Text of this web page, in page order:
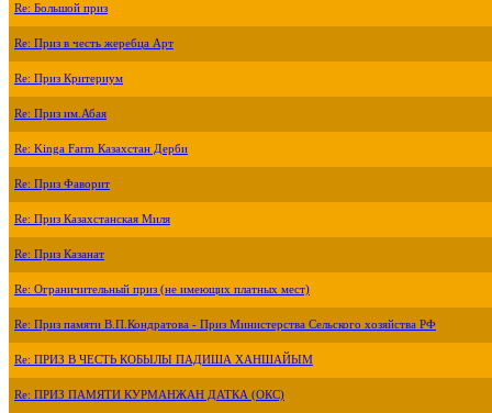
Re: Большой приз
Re: Приз в честь жеребца Арт
Re: Приз Критериум
Re: Приз им.Абая
Re: Kinga Farm Казахстан Дерби
Re: Приз Фаворит
Re: Приз Казахстанская Миля
Re: Приз Казанат
Re: Ограничительный приз (не имеющих платных мест)
Re: Приз памяти В.П.Кондратова - Приз Министерства Сельского хозяйства РФ
Re: ПРИЗ В ЧЕСТЬ КОБЫЛЫ ПАДИША ХАНШАЙЫМ
Re: ПРИЗ ПАМЯТИ КУРМАНЖАН ДАТКА (ОКС)